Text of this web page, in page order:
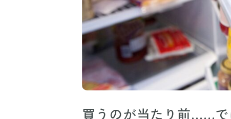
買うのが当たり前……で